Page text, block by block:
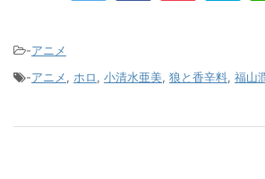
-アニメ
-アニメ, ホロ, 小清水亜美, 狼と香辛料, 福山